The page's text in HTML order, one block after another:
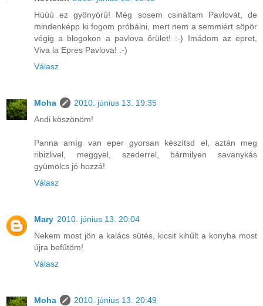
Húúú ez gyönyörű! Még sosem csináltam Pavlovát, de
mindenképp ki fogom próbálni, mert nem a semmiért söpör
végig a blogokon a pavlova őrület! :-) Imádom az epret,
Viva la Epres Pavlova! :-)
Válasz
Moha
2010. június 13. 19:35
Andi köszönöm!
Panna amíg van eper gyorsan készítsd el, aztán meg
ribizlivel, meggyel, szederrel, bármilyen savanykás
gyümölcs jó hozzá!
Válasz
Mary 2010. június 13. 20:04
Nekem most jön a kalács sütés, kicsit kihűlt a konyha most
újra befűtöm!
Válasz
Moha
2010. június 13. 20:49